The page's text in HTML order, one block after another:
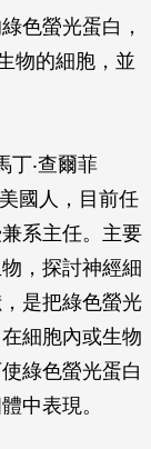
色螢光蛋白，
物的細胞，並
丁‧查爾菲
國人，目前任
系主任。主要
，探討神經細
是把綠色螢光
細胞內或生物
綠色螢光蛋白
中表現。